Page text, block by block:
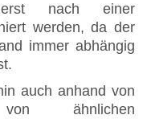
nach einer
werden, da der
immer abhängig
auch anhand von
von ähnlichen